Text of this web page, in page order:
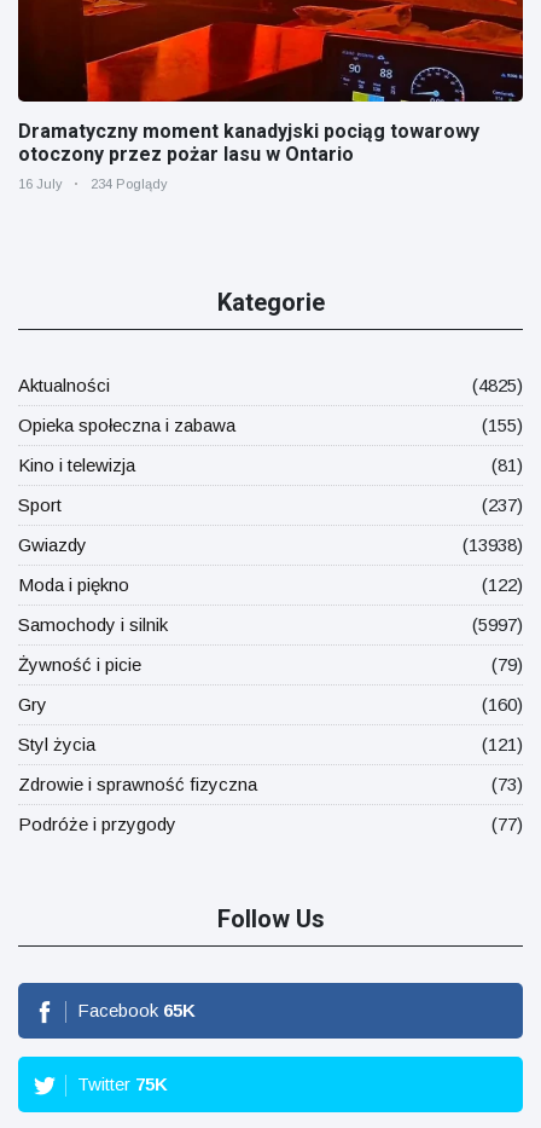
Dramatyczny moment kanadyjski pociąg towarowy
otoczony przez pożar lasu w Ontario
16 July 234 Poglądy
Kategorie
Aktualności
(4825)
Opieka społeczna i zabawa
(155)
Kino i telewizja
(81)
Sport
(237)
Gwiazdy
(13938)
Moda i piękno
(122)
Samochody i silnik
(5997)
Żywność i picie
(79)
Gry
(160)
Styl życia
(121)
Zdrowie i sprawność fizyczna
(73)
Podróże i przygody
(77)
Follow Us
Facebook 65K
Twitter 75K